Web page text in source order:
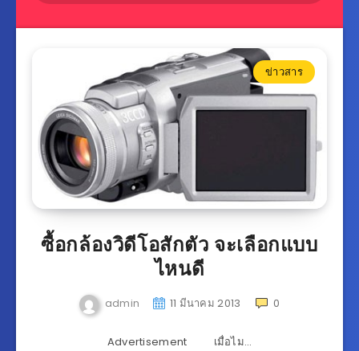
ข่าวสาร
ซื้อกล้องวิดีโอสักตัว จะเลือกแบบ
ไหนดี
admin 11 มีนาคม 2013 0
Advertisement เมื่อไม…